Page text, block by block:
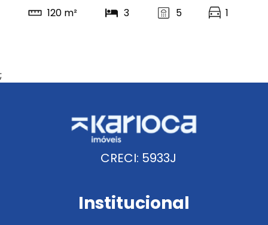
120 m²
3 5 1
;
CRECI: 5933J
Institucional